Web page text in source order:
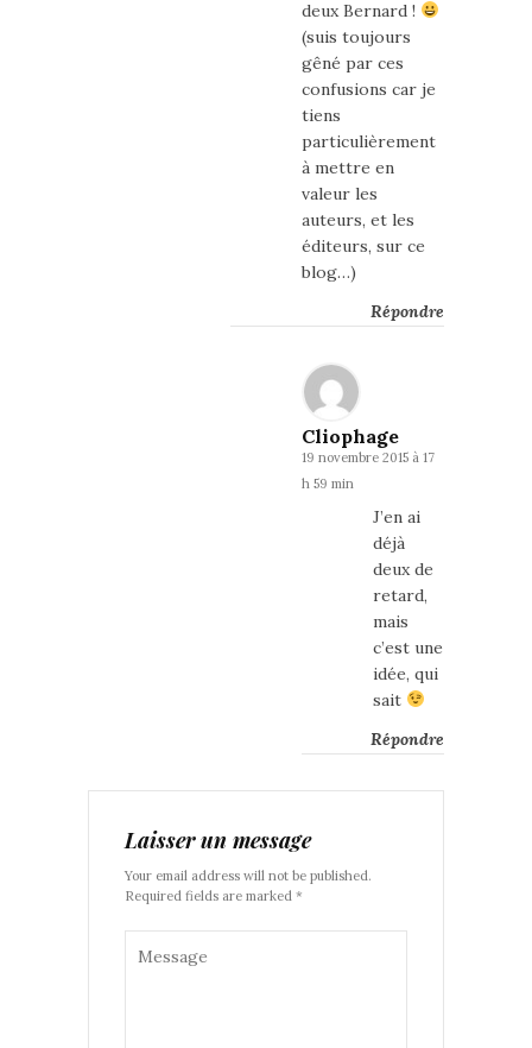
deux Bernard !
(suis toujours
gêné par ces
confusions car je
tiens
particulièrement
à mettre en
valeur les
auteurs, et les
éditeurs, sur ce
blog…)
Répondre
Cliophage
19 novembre 2015 à 17
h 59 min
J’en ai
déjà
deux de
retard,
mais
c’est une
idée, qui
sait
Répondre
Laisser un message
Your email address will not be published.
Required fields are marked *